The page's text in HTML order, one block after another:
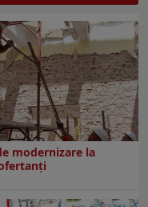
modernizare la